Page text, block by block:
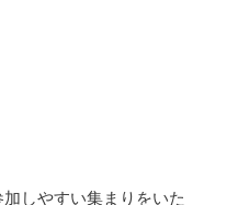
しやすい集まりをいた